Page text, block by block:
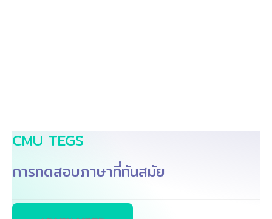
CMU TEGS
การทดสอบภาษาที่ทันสมัย